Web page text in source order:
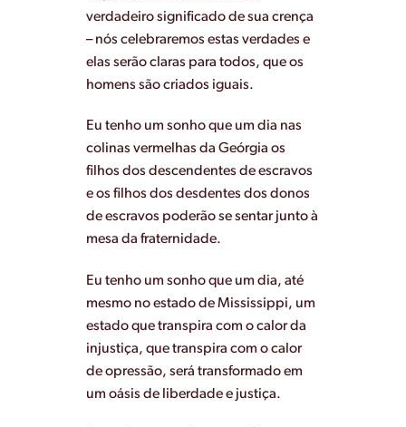
verdadeiro significado de sua crença
– nós celebraremos estas verdades e
elas serão claras para todos, que os
homens são criados iguais.
Eu tenho um sonho que um dia nas
colinas vermelhas da Geórgia os
filhos dos descendentes de escravos
e os filhos dos desdentes dos donos
de escravos poderão se sentar junto à
mesa da fraternidade.
Eu tenho um sonho que um dia, até
mesmo no estado de Mississippi, um
estado que transpira com o calor da
injustiça, que transpira com o calor
de opressão, será transformado em
um oásis de liberdade e justiça.